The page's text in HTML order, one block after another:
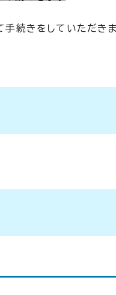
続きをしていただきま